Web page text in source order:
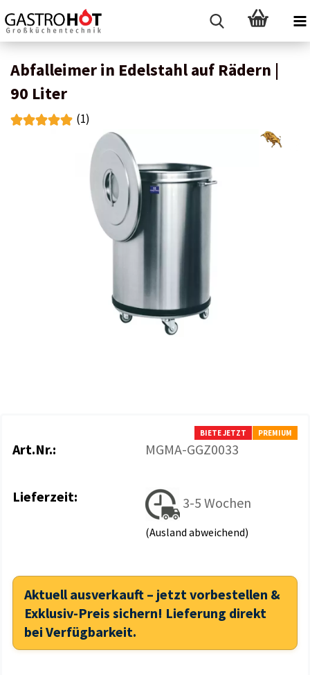
Abfalleimer in Edelstahl auf Rädern |
90 Liter
(1)
BIETE JETZT PREMIUM
Art.Nr.: MGMA-GGZ0033
Lieferzeit: 3-5 Wochen
(Ausland abweichend)
Aktuell ausverkauft – jetzt vorbestellen &
Exklusiv-Preis sichern! Lieferung direkt
bei Verfügbarkeit.